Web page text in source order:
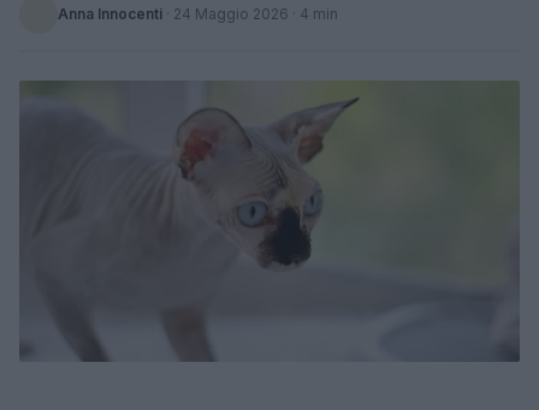
Anna Innocenti · 24 Maggio 2026 · 4 min